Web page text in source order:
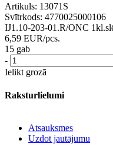
Artikuls: 13071S
Svītrkods: 4770025000106
IJ1.10-203-01.R/ONC
6,59 EUR/pcs.
15 gab
-
Ielikt grozā
Raksturlielumi
Atsauksmes
Uzdot jautājumu